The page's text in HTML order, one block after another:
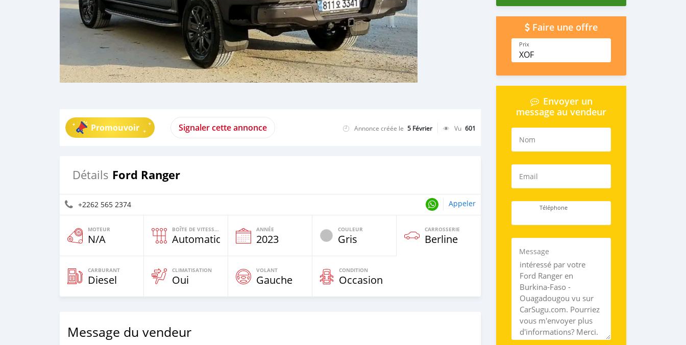
Promouvoir Signaler cette annonce Annonce créée le 5 Février Vu 601
Détails Ford Ranger
+2262 565 2374 Appeler
MOTEUR
N/A
BOÎTE DE VITESSES
Automatique
ANNÉE
2023
COULEUR
Gris
CARROSSERIE
Berline
CARBURANT
Diesel
CLIMATISATION
Oui
VOLANT
Gauche
CONDITION
Occasion
Message du vendeur
Faire une offre
Prix
XOF
Envoyer un
message au vendeur
Nom
Email
Téléphone
Message